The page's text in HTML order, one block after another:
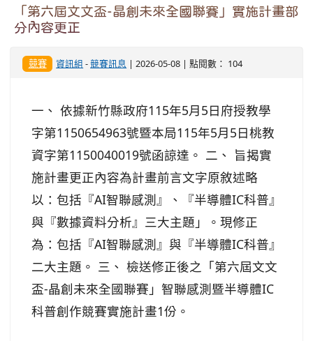
「第六屆文文盃-晶創未來全國聯賽」實施計畫部
分內容更正
競賽 資訊組 -競賽訊息 | 2026-05-08 | 點閱數： 104
一、 依據新竹縣政府115年5月5日府授教學
字第1150654963號暨本局115年5月5日桃教
資字第1150040019號函諒達。 二、 旨揭實
施計畫更正內容為計畫前言文字原敘述略
以：包括『AI智聯感測』、『半導體IC科普』
與『數據資料分析』三大主題」。現修正
為：包括『AI智聯感測』與『半導體IC科普』
二大主題。 三、 檢送修正後之「第六屆文文
盃-晶創未來全國聯賽」智聯感測暨半導體IC
科普創作競賽實施計畫1份。